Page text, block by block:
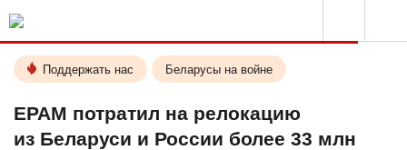
Поддержать нас Беларусы на войне
EPAM потратил на релокацию
из Беларуси и России более 33 млн